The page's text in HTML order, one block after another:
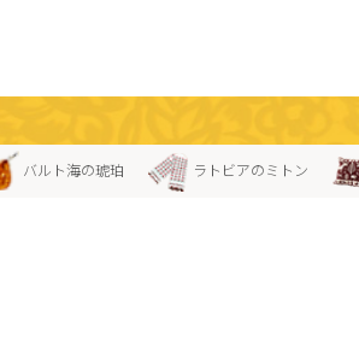
バルト海の琥珀 ラトビアのミトン